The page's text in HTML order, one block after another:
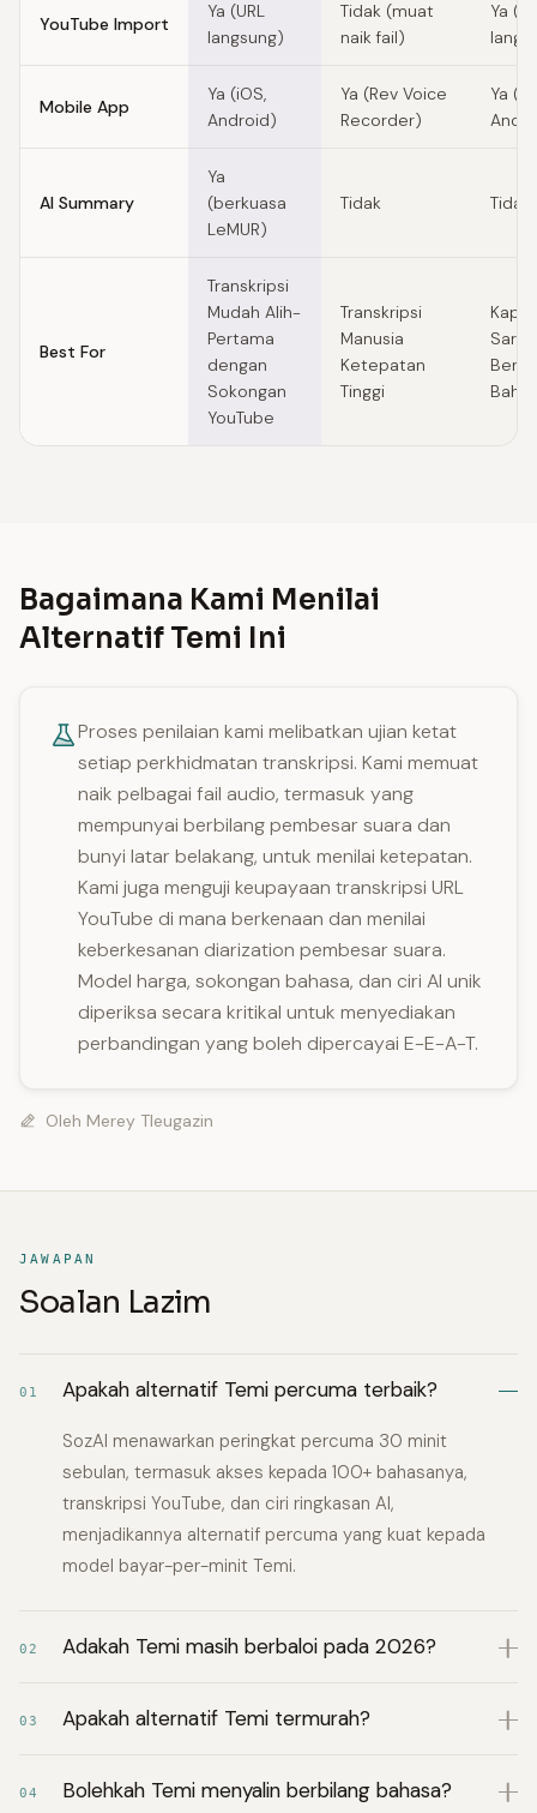
YouTube Import
Ya (URL
langsung)
Tidak (muat
naik fail)
Ya
Mobile App
Ya (iOS,
Android)
Ya (Rev Voice
Recorder)
Ya
AI Summary
Ya
(berkuasa
LeMUR)
Tidak Tidak
Best For
Transkripsi
Mudah Alih-
Pertama
dengan
Sokongan
YouTube
Transkripsi
Manusia
Ketepatan
Tinggi
Sari
Bagaimana Kami Menilai
Alternatif Temi Ini
Proses penilaian kami melibatkan ujian ketat
setiap perkhidmatan transkripsi. Kami memuat
naik pelbagai fail audio, termasuk yang
mempunyai berbilang pembesar suara dan
bunyi latar belakang, untuk menilai ketepatan.
Kami juga menguji keupayaan transkripsi URL
YouTube di mana berkenaan dan menilai
keberkesanan diarization pembesar suara.
Model harga, sokongan bahasa, dan ciri AI unik
diperiksa secara kritikal untuk menyediakan
perbandingan yang boleh dipercayai E-E-A-T.
Oleh Merey Tleugazin
JAWAPAN
Soalan Lazim
01 Apakah alternatif Temi percuma terbaik?
SozAI menawarkan peringkat percuma 30 minit
sebulan, termasuk akses kepada 100+ bahasanya,
transkripsi YouTube, dan ciri ringkasan AI,
menjadikannya alternatif percuma yang kuat kepada
model bayar-per-minit Temi.
02 Adakah Temi masih berbaloi pada 2026?
03 Apakah alternatif Temi termurah?
04 Bolehkah Temi menyalin berbilang bahasa?